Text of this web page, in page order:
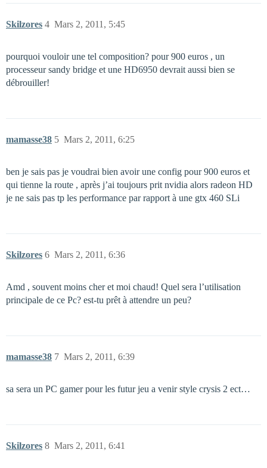
Skilzores Mars 2, 2011, 5:45
4
pourquoi vouloir une tel composition? pour 900 euros , un
processeur sandy bridge et une HD6950 devrait aussi bien se
débrouiller!
mamasse38 Mars 2, 2011, 6:25
5
ben je sais pas je voudrai bien avoir une config pour 900 euros et
qui tienne la route , après j’ai toujours prit nvidia alors radeon HD
je ne sais pas tp les performance par rapport à une gtx 460 SLi
Skilzores Mars 2, 2011, 6:36
6
Amd , souvent moins cher et moi chaud! Quel sera l’utilisation
principale de ce Pc? est-tu prêt à attendre un peu?
mamasse38 Mars 2, 2011, 6:39
7
sa sera un PC gamer pour les futur jeu a venir style crysis 2 ect…
Skilzores Mars 2, 2011, 6:41
8